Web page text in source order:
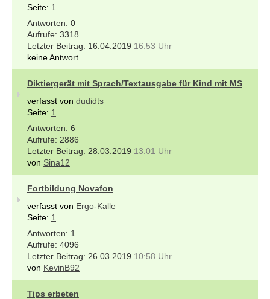
Seite: 1
0
3318
16.04.2019 16:53 Uhr
keine Antwort
Diktiergerät mit Sprach/Textausgabe für Kind mit MS
verfasst von dudidts
Seite: 1
6
2886
28.03.2019 13:01 Uhr
von Sina12
Fortbildung Novafon
verfasst von Ergo-Kalle
Seite: 1
1
4096
26.03.2019 10:58 Uhr
von KevinB92
Tips erbeten